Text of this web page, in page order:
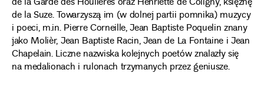
de la Suze. Towarzyszą im (w dolnej partii pomnika) muzycy
i poeci, m.in. Pierre Corneille, Jean Baptiste Poquelin znany
jako Molièr, Jean Baptiste Racin, Jean de La Fontaine i Jean
Chapelain. Liczne nazwiska kolejnych poetów znalazły się
na medalionach i rulonach trzymanych przez geniusze.